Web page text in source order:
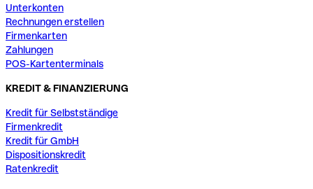
Unterkonten
Rechnungen erstellen
Firmenkarten
Zahlungen
POS-Kartenterminals
KREDIT & FINANZIERUNG
Kredit für Selbstständige
Firmenkredit
Kredit für GmbH
Dispositionskredit
Ratenkredit